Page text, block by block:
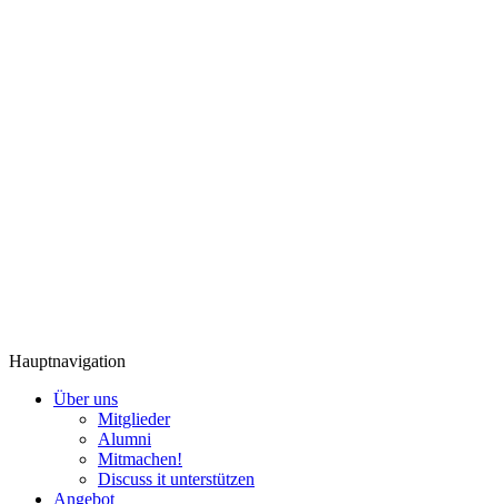
Hauptnavigation
Über uns
Mitglieder
Alumni
Mitmachen!
Discuss it unterstützen
Angebot